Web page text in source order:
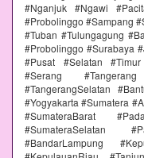
#Nganjuk #Ngawi
#Probolinggo #Sampang
#Tuban #Tulungagung
#Probolinggo #Surabaya
#Pusat #Selatan
#Serang
#TangerangSelatan
#Yogyakarta #Sumatera
#SumateraBarat
#SumateraSelatan
#BandarLampung